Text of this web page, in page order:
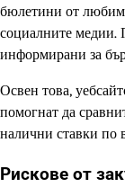
бюлетини от
социалните медии.
информирани за
Освен това,
помогнат да
налични ставки по
Рискове от